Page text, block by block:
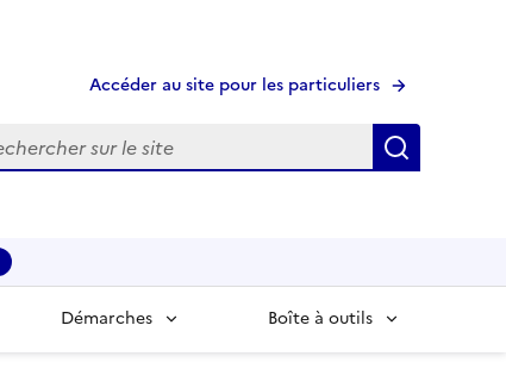
Accéder au site pour les particuliers
Démarches Boîte à outils